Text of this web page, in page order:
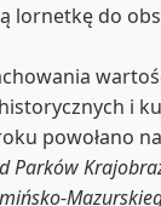
lornetkę do
i
powołano
Parków